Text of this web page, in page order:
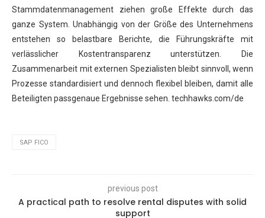
Stammdatenmanagement ziehen große Effekte durch das
ganze System. Unabhängig von der Größe des Unternehmens
entstehen so belastbare Berichte, die Führungskräfte mit
verlässlicher Kostentransparenz unterstützen. Die
Zusammenarbeit mit externen Spezialisten bleibt sinnvoll, wenn
Prozesse standardisiert und dennoch flexibel bleiben, damit alle
Beteiligten passgenaue Ergebnisse sehen. techhawks.com/de
SAP FICO
previous post
A practical path to resolve rental disputes with solid
support